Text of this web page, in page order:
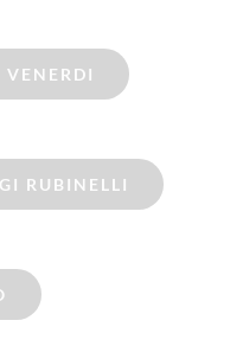
VENERDI
RUBINELLI